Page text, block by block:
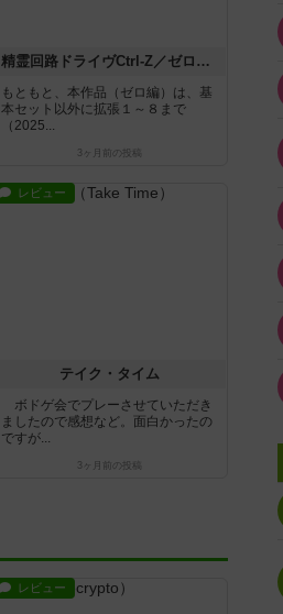
精霊回路ドライヴCtrl-Z／ゼロ 拡張10^60「那由多」
もともと、本作品（ゼロ編）は、基
本セット以外に拡張１～８まで
（2025...
3ヶ月前 の投稿
レビュー
テイク・タイム
ボドゲ会でプレーさせていただき
ましたので感想など。面白かったの
ですが...
3ヶ月前 の投稿
レビュー